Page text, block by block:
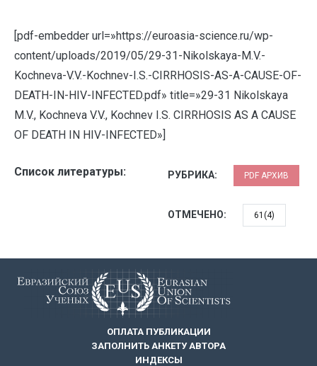
[pdf-embedder url=»https://euroasia-science.ru/wp-
content/uploads/2019/05/29-31-Nikolskaya-M.V.-
Kochneva-V.V.-Kochnev-I.S.-CIRRHOSIS-AS-A-CAUSE-OF-
DEATH-IN-HIV-INFECTED.pdf» title=»29-31 Nikolskaya
M.V., Kochneva V.V., Kochnev I.S. CIRRHOSIS AS A CAUSE
OF DEATH IN HIV-INFECTED»]
Список литературы: РУБРИКА: PDF АРХИВ
ОТМЕЧЕНО: 61(4)
ОПЛАТА ПУБЛИКАЦИИ
ЗАПОЛНИТЬ АНКЕТУ АВТОРА
ИНДЕКСЫ